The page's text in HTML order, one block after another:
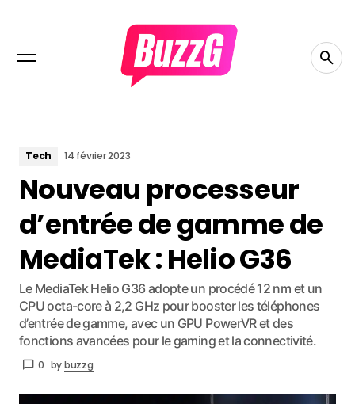
Tech 14 février 2023
Nouveau processeur
d’entrée de gamme de
MediaTek : Helio G36
Le MediaTek Helio G36 adopte un procédé 12 nm et un
CPU octa-core à 2,2 GHz pour booster les téléphones
d’entrée de gamme, avec un GPU PowerVR et des
fonctions avancées pour le gaming et la connectivité.
0 bybuzzg